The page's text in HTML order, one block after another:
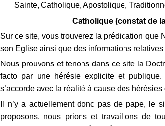
Sainte, Catholique, Apostolique,
Catholique (constat de
Sur ce site, vous trouverez la prédication que
son Eglise ainsi que des informations
Nous prouvons et tenons dans ce site la
facto par une hérésie explicite et
s’accorde avec la réalité à cause des
Il n’y a actuellement donc pas de pape, le
proposons, nous prions et travaillons de